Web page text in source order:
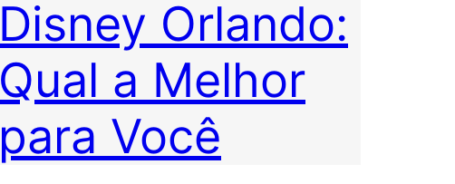
Disney Orlando:
Qual a Melhor
para Você